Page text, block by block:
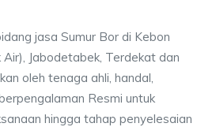
jasa Sumur Bor di Kebon
Jabodetabek, Terdekat dan
oleh tenaga ahli, handal,
Resmi untuk
hingga tahap penyelesaian